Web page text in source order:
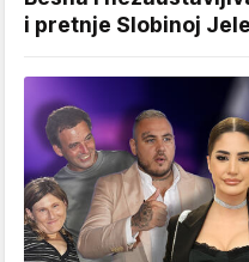
i pretnje Slobinoj